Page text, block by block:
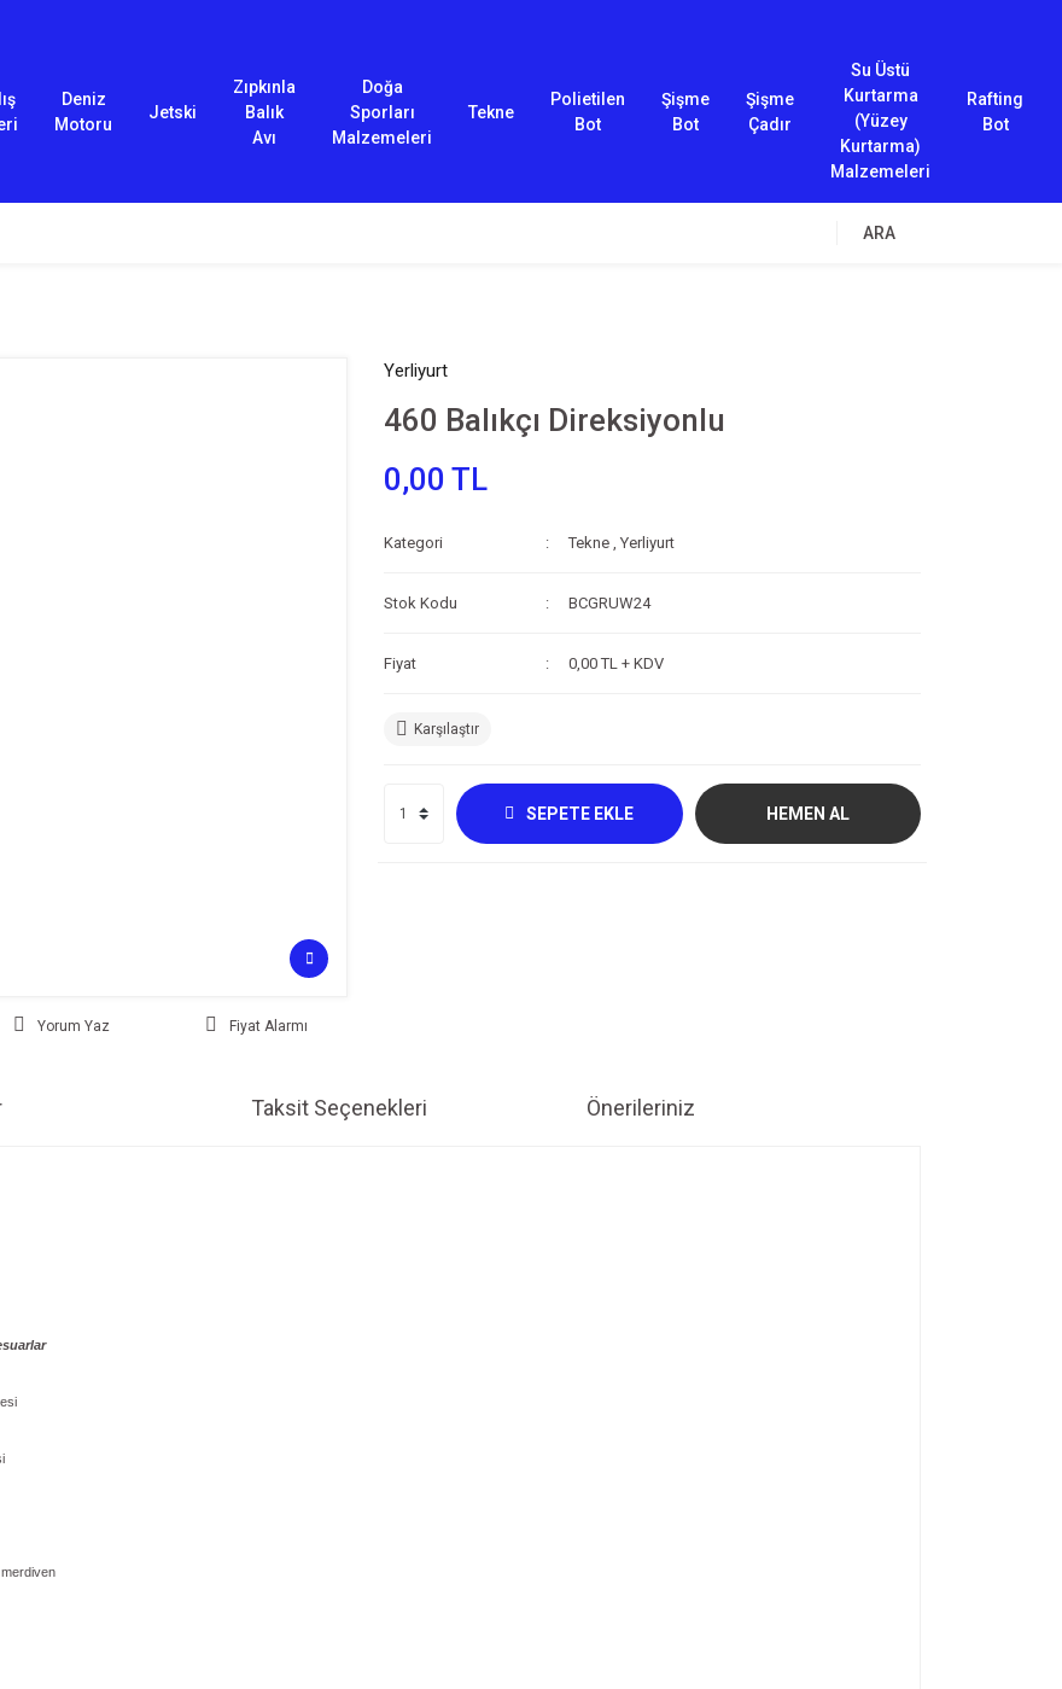
Deniz
Motoru
Jetski
Zıpkınla
Balık
Avı
Doğa
Sporları
Malzemeleri
Tekne
Polietilen
Bot
Şişme
Bot
Şişme
Çadır
Su Üstü
Kurtarma
(Yüzey
Kurtarma)
Malzemeleri
Rafting
Bot
ARA
Yorum Yaz Fiyat Alarmı
Yerliyurt
460 Balıkçı Direksiyonlu
0,00 TL
Kategori Tekne , Yerliyurt
Stok Kodu BCGRUW24
Fiyat 0,00 TL + KDV
Karşılaştır
SEPETE EKLE HEMEN AL
Taksit Seçenekleri Önerileriniz